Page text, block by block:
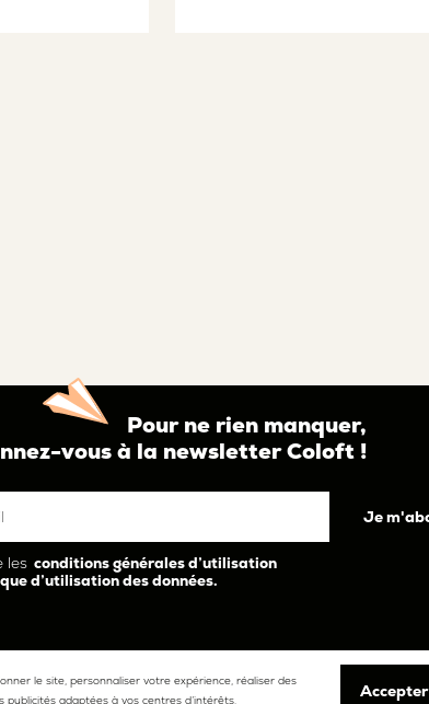
Pour ne rien manquer,
vous à la newsletter Coloft !
les conditions générales d’utilisation
d’utilisation des données.
La communauté
le site, personnaliser votre expérience, réaliser des
publicités adaptées à vos centres d’intérêts.
Accepter